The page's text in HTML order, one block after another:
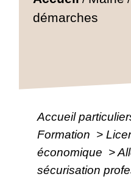
démarches
Accueil
Formation >
économique >
sécurisation